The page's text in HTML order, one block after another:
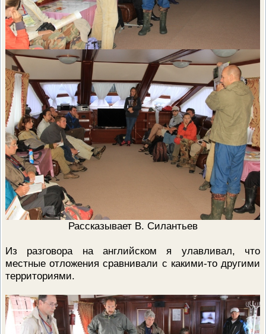
Рассказывает В. Силантьев
Из разговора на английском я улавливал, что
местные отложения сравнивали с какими-то другими
территориями.